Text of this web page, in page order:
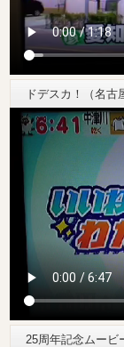
ドデスカ！（名古
25周年記念ムービ